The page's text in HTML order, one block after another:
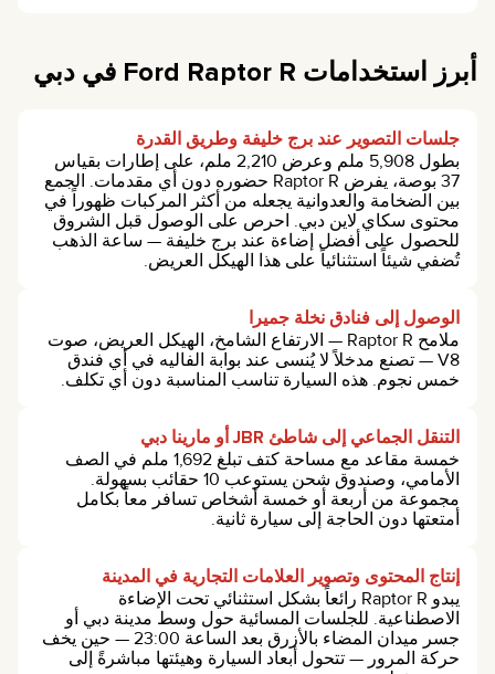
أبرز استخدامات Ford Raptor R في دبي
جلسات التصوير عند برج خليفة وطريق القدرة
بطول 5,908 ملم وعرض 2,210 ملم، على إطارات بقياس
37 بوصة، يفرض Raptor R حضوره دون أي مقدمات. الجمع
بين الضخامة والعدوانية يجعله من أكثر المركبات ظهوراً في
محتوى سكاي لاين دبي. احرص على الوصول قبل الشروق
للحصول على أفضل إضاءة عند برج خليفة — ساعة الذهب
تُضفي شيئاً استثنائياً على هذا الهيكل العريض.
الوصول إلى فنادق نخلة جميرا
ملامح Raptor R — الارتفاع الشامخ، الهيكل العريض، صوت
V8 — تصنع مدخلاً لا يُنسى عند بوابة الفاليه في أي فندق
خمس نجوم. هذه السيارة تناسب المناسبة دون أي تكلف.
التنقل الجماعي إلى شاطئ JBR أو مارينا دبي
خمسة مقاعد مع مساحة كتف تبلغ 1,692 ملم في الصف
الأمامي، وصندوق شحن يستوعب 10 حقائب بسهولة.
مجموعة من أربعة أو خمسة أشخاص تسافر معاً بكامل
أمتعتها دون الحاجة إلى سيارة ثانية.
إنتاج المحتوى وتصوير العلامات التجارية في المدينة
يبدو Raptor R رائعاً بشكل استثنائي تحت الإضاءة
الاصطناعية. للجلسات المسائية حول وسط مدينة دبي أو
جسر ميدان المضاء بالأزرق بعد الساعة 23:00 — حين يخف
حركة المرور — تتحول أبعاد السيارة وهيئتها مباشرةً إلى